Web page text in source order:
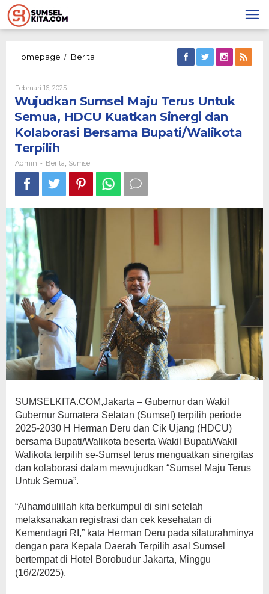
Lewati
ke
konten
Homepage / Berita
Untuk
HDCU
Kuatkan
Bersama
Bupati/Walikota
Terpilih
Februari 16, 2025Oleh
Admin
Wujudkan Sumsel Maju Terus Untuk
Semua, HDCU Kuatkan Sinergi dan
Kolaborasi Bersama Bupati/Walikota
Terpilih
Admin - Berita Sumsel
SUMSELKITA.COM,Jakarta – Gubernur dan Wakil
Gubernur Sumatera Selatan (Sumsel) terpilih periode
2025-2030 H Herman Deru dan Cik Ujang (HDCU)
bersama Bupati/Walikota beserta Wakil Bupati/Wakil
Walikota terpilih se-Sumsel terus menguatkan sinergitas
dan kolaborasi dalam mewujudkan “Sumsel Maju Terus
Untuk Semua”.
“Alhamdulillah kita berkumpul di sini setelah
melaksanakan registrasi dan cek kesehatan di
Kemendagri RI,” kata Herman Deru pada silaturahminya
dengan para Kepala Daerah Terpilih asal Sumsel
bertempat di Hotel Borobudur Jakarta, Minggu
(16/2/2025).